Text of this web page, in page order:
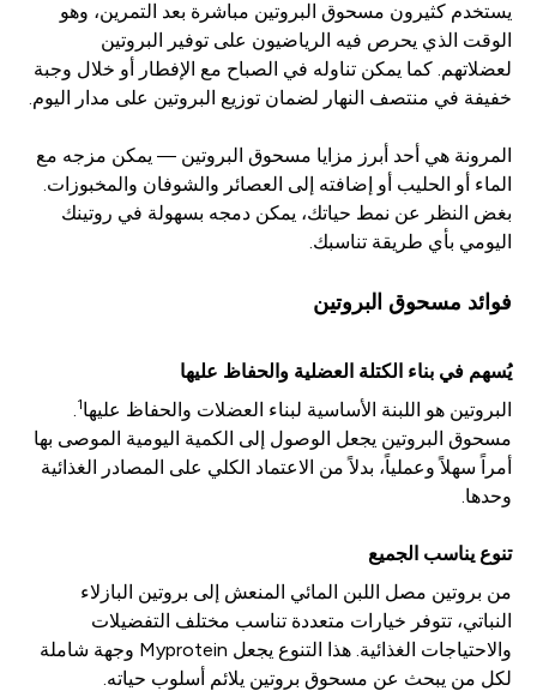
يستخدم كثيرون مسحوق البروتين مباشرة بعد التمرين، وهو
الوقت الذي يحرص فيه الرياضيون على توفير البروتين
لعضلاتهم. كما يمكن تناوله في الصباح مع الإفطار أو خلال وجبة
خفيفة في منتصف النهار لضمان توزيع البروتين على مدار اليوم.
المرونة هي أحد أبرز مزايا مسحوق البروتين — يمكن مزجه مع
الماء أو الحليب أو إضافته إلى العصائر والشوفان والمخبوزات.
بغض النظر عن نمط حياتك، يمكن دمجه بسهولة في روتينك
اليومي بأي طريقة تناسبك.
فوائد مسحوق البروتين
يُسهم في بناء الكتلة العضلية والحفاظ عليها
البروتين هو اللبنة الأساسية لبناء العضلات والحفاظ عليها1
مسحوق البروتين يجعل الوصول إلى الكمية اليومية الموصى بها
أمراً سهلاً وعملياً، بدلاً من الاعتماد الكلي على المصادر الغذائية
وحدها.
تنوع يناسب الجميع
من بروتين مصل اللبن المائي المنعش إلى بروتين البازلاء
النباتي، تتوفر خيارات متعددة تناسب مختلف التفضيلات
والاحتياجات الغذائية. هذا التنوع يجعل Myprotein وجهة شاملة
لكل من يبحث عن مسحوق بروتين يلائم أسلوب حياته.